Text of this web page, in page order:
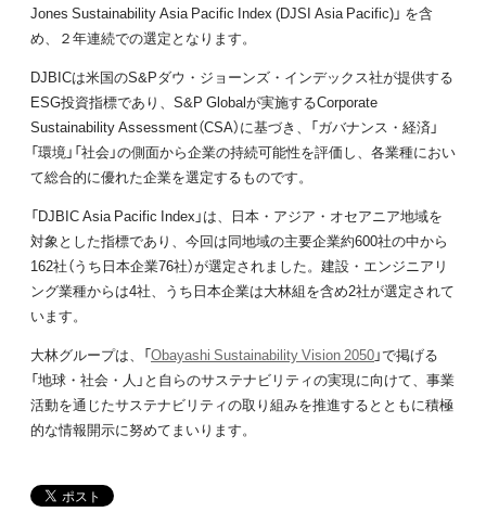
Jones Sustainability Asia Pacific Index (DJSI Asia Pacific)」 を含
め、２年連続での選定となります。
DJBICは米国のS&Pダウ・ジョーンズ・インデックス社が提供する
ESG投資指標であり、S&P Globalが実施するCorporate
Sustainability Assessment（CSA）に基づき、「ガバナンス・経済」
「環境」「社会」の側面から企業の持続可能性を評価し、各業種におい
て総合的に優れた企業を選定するものです。
「DJBIC Asia Pacific Index」は、日本・アジア・オセアニア地域を
対象とした指標であり、今回は同地域の主要企業約600社の中から
162社（うち日本企業76社）が選定されました。建設・エンジニアリ
ング業種からは4社、うち日本企業は大林組を含め2社が選定されて
います。
大林グループは、「Obayashi Sustainability Vision 2050」で掲げる
「地球・社会・人」と自らのサステナビリティの実現に向けて、事業
活動を通じたサステナビリティの取り組みを推進するとともに積極
的な情報開示に努めてまいります。